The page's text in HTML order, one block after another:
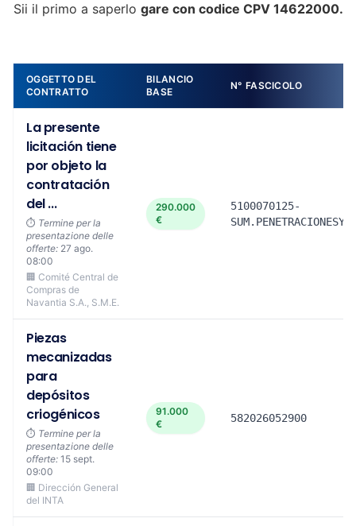
Sii il primo a saperlo gare con codice CPV 14622000.
OGGETTO DEL
CONTRATTO
BILANCIO
BASE
N° FASCICOLO
La presente
licitación tiene
por objeto la
contratación
del ...
⏱️ Termine per la
presentazione delle
offerte: 27 ago.
08:00
🏢 Comité Central de
Compras de
Navantia S.A., S.M.E.
290.000
€
5100070125-
Piezas
mecanizadas
para
depósitos
criogénicos
⏱️ Termine per la
presentazione delle
offerte: 15 sept.
09:00
🏢 Dirección General
del INTA
91.000
€
582026052900